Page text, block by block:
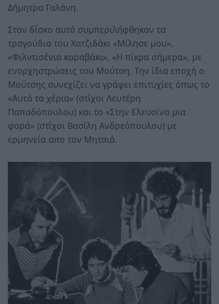
Δήμητρα Γαλάνη.
Στον δίσκο αυτό συμπεριλήφθηκαν τα
τραγούδια του Χατζιδάκι «Μίλησε μου»,
«Φιλντισένιο καραβάκι», «Η πίκρα σήμερα», με
ενορχηστρώσεις του Μούτση. Την ίδια εποχή ο
Μούτσης συνεχίζει να γράφει επιτυχίες όπως το
«Αυτά τα χέρια» (στίχοι Λευτέρη
Παπαδόπουλου) και το «Στην Ελευσίνα μια
φορά» (στίχοι Βασίλη Ανδρεόπουλου) με
ερμηνεία απο τον Μητσιά.